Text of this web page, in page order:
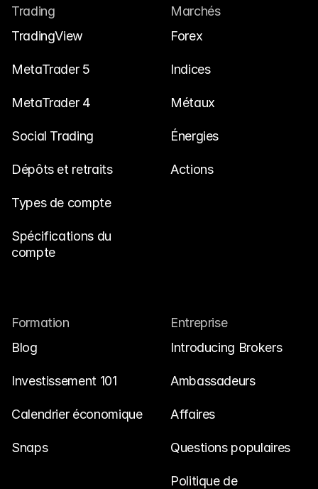
Trading
TradingView
MetaTrader 5
MetaTrader 4
Social Trading
Dépôts et retraits
Types de compte
Spécifications du
compte
Marchés
Forex
Indices
Métaux
Énergies
Actions
Formation
Blog
Investissement 101
Calendrier économique
Snaps
Entreprise
Introducing Brokers
Ambassadeurs
Affaires
Questions populaires
Politique de